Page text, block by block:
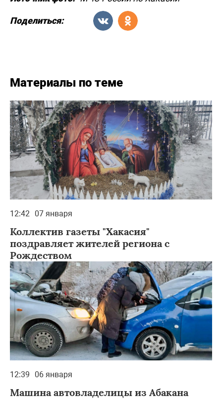
Поделиться:
Материалы по теме
12:42 07 января
Коллектив газеты "Хакасия"
поздравляет жителей региона с
Рождеством
12:39 06 января
Машина автовладелицы из Абакана